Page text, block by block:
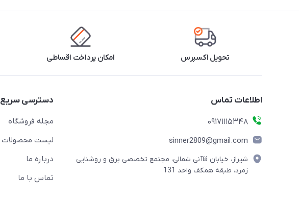
تحویل اکسپرس امکان پرداخت اقساطی
اطلاعات تماس
09171115348
sinner2809@gmail.com
شیراز، خیابان قاآنی شمالی، مجتمع تخصصی برق و روشنایی
زمرد، طبقه همکف واحد 131
دسترسی سریع
مجله فروشگاه
لیست محصولات
درباره ما
تماس با ما